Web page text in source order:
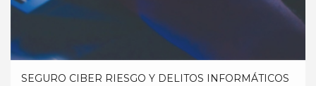
SEGURO CIBER RIESGO Y DELITOS INFORMÁTICOS